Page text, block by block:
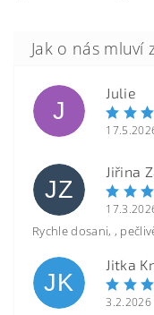
J
Julie
JZ
Jiřina
Rychle dosani, ,
JK
Jitka
3.2.2026